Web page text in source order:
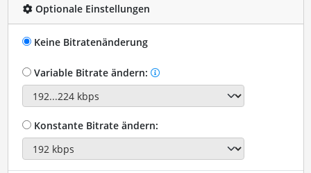
Optionale Einstellungen
Keine Bitratenänderung
Variable Bitrate ändern:
Konstante Bitrate ändern: